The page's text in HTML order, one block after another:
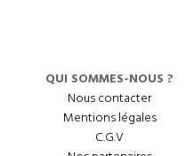
QUI SOMMES-NOUS ?
Nous contacter
Mentions légales
C.G.V